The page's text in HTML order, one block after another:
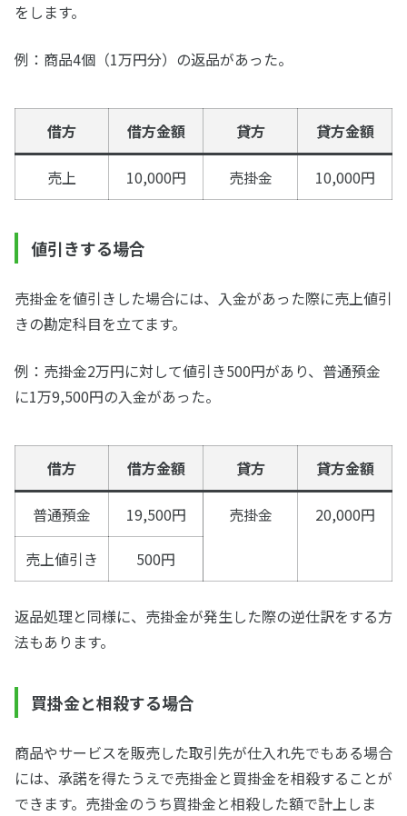
をします。
例：商品4個（1万円分）の返品があった。
借方 借方金額 貸方 貸方金額
売上 10,000円 売掛金 10,000円
値引きする場合
売掛金を値引きした場合には、入金があった際に売上値引
きの勘定科目を立てます。
例：売掛金2万円に対して値引き500円があり、普通預金
に1万9,500円の入金があった。
借方 借方金額 貸方 貸方金額
普通預金 19,500円 売掛金 20,000円
売上値引き 500円
返品処理と同様に、売掛金が発生した際の逆仕訳をする方
法もあります。
買掛金と相殺する場合
商品やサービスを販売した取引先が仕入れ先でもある場合
には、承諾を得たうえで売掛金と買掛金を相殺することが
できます。売掛金のうち買掛金と相殺した額で計上しま